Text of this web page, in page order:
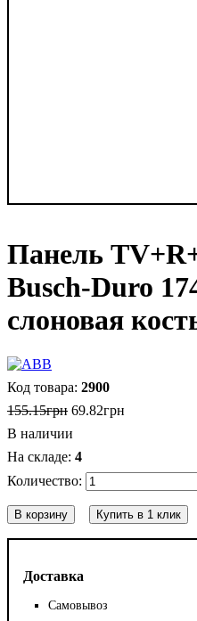
Панель
Busch-Duro
слоновая
Доставка
Самовывоз
2900
155.15грн 69.82грн
В наличии
4
В корзину Купить в 1 клик